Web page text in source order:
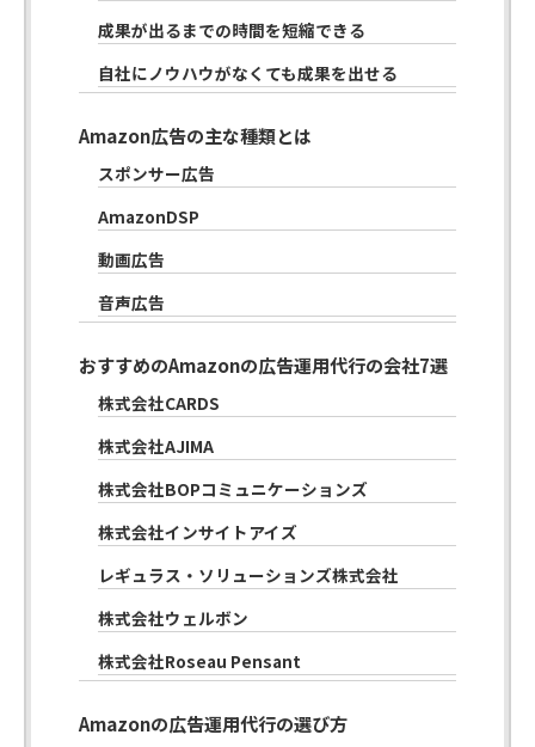
成果が出るまでの時間を短縮できる
自社にノウハウがなくても成果を出せる
Amazon広告の主な種類とは
スポンサー広告
AmazonDSP
動画広告
音声広告
おすすめのAmazonの広告運用代行の会社7選
株式会社CARDS
株式会社AJIMA
株式会社BOPコミュニケーションズ
株式会社インサイトアイズ
レギュラス・ソリューションズ株式会社
株式会社ウェルボン
株式会社Roseau Pensant
Amazonの広告運用代行の選び方